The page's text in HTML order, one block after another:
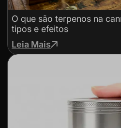
O que são terpenos na
tipos e efeitos
Leia Mais